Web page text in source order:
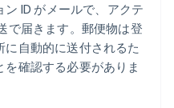
ID がメールで、アクテ
で届きます。郵便物は登
自動的に送付されるた
確認する必要がありま